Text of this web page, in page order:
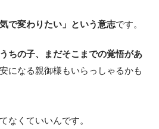
で変わりたい」という意志です。
うちの子、まだそこまでの覚悟があ
になる親御様もいらっしゃるかも
なくていいんです。